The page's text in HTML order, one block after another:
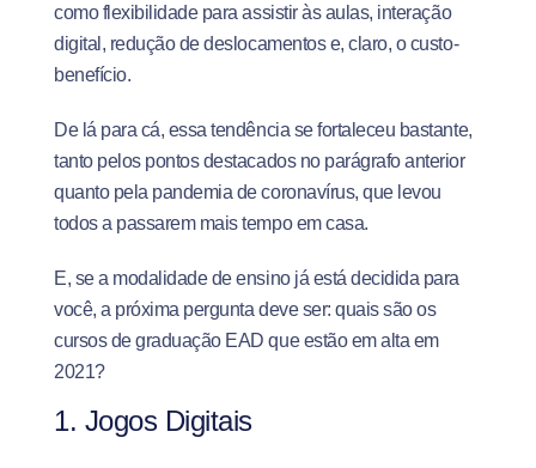
como flexibilidade para assistir às aulas, interação
digital, redução de deslocamentos e, claro, o custo-
benefício.
De lá para cá, essa tendência se fortaleceu bastante,
tanto pelos pontos destacados no parágrafo anterior
quanto pela pandemia de coronavírus, que levou
todos a passarem mais tempo em casa.
E, se a modalidade de ensino já está decidida para
você, a próxima pergunta deve ser: quais são os
cursos de graduação EAD que estão em alta em
2021?
1. Jogos Digitais